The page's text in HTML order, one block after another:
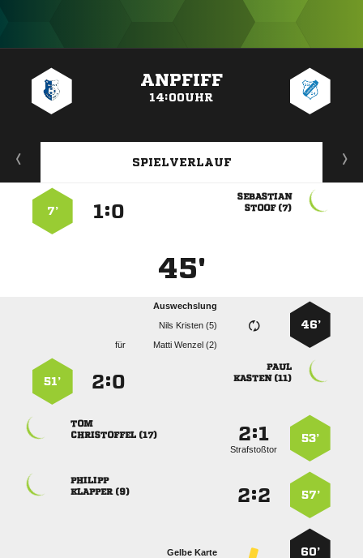
ANPFIFF
14:00UHR
SPIELVERLAUF

 
:
7’
45'
46’
Auswechslung
  
für
  

 
:
51’
53’
:
Strafstoßtor

 
57’
:

 
60’
Gelbe Karte